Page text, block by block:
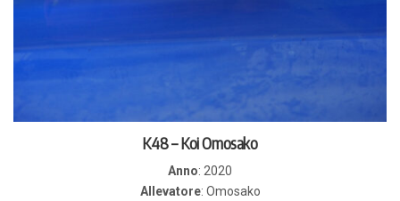
K48 – Koi Omosako
Anno: 2020
Allevatore: Omosako